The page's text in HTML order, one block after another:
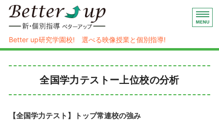
映像授業×個別指導の新・個別
Better up研究学園校! 選べる映像授業と個別指導!
ハイブリッド式個別指導
全国学力テストー上位校の分析
【全国学力テスト】トップ常連校の強み